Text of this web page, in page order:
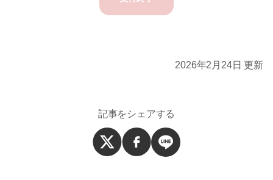
2026年2月24日 更新
記事をシェアする